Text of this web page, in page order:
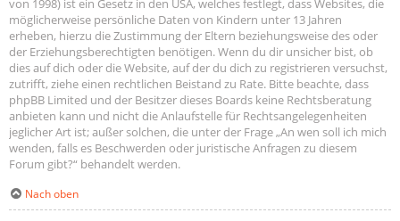
von 1998) ist ein Gesetz in den USA, welches festlegt, dass Websites, die
möglicherweise persönliche Daten von Kindern unter 13 Jahren
erheben, hierzu die Zustimmung der Eltern beziehungsweise des oder
der Erziehungsberechtigten benötigen. Wenn du dir unsicher bist, ob
dies auf dich oder die Website, auf der du dich zu registrieren versuchst,
zutrifft, ziehe einen rechtlichen Beistand zu Rate. Bitte beachte, dass
phpBB Limited und der Besitzer dieses Boards keine Rechtsberatung
anbieten kann und nicht die Anlaufstelle für Rechtsangelegenheiten
jeglicher Art ist; außer solchen, die unter der Frage „An wen soll ich mich
wenden, falls es Beschwerden oder juristische Anfragen zu diesem
Forum gibt?“ behandelt werden.
Nach oben